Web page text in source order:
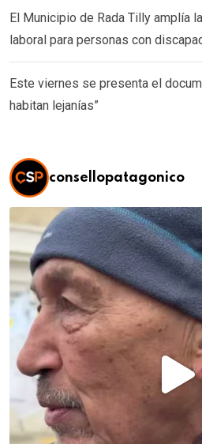
El Municipio de Rada Tilly amplía
laboral para personas con
Este viernes se presenta el
habitan lejanías”
consellopatagonico